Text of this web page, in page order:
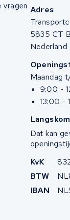
vragen Adres
5835 CT
Nederland
Maandag
9:00 -
13:00 -
Dat kan
KvK
BTW
IBAN